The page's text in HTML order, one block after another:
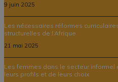
9 juin 2025
Les nécessaires réformes
structurelles de l’Afrique
21 mai 2025
Les femmes dans le secteur
leurs profils et de leurs choix